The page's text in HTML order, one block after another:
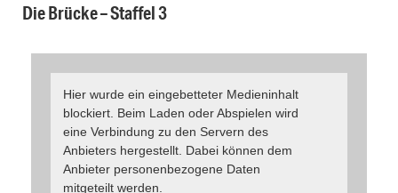
Die Brücke – Staffel 3
Hier wurde ein eingebetteter Medieninhalt
blockiert. Beim Laden oder Abspielen wird
eine Verbindung zu den Servern des
Anbieters hergestellt. Dabei können dem
Anbieter personenbezogene Daten
mitgeteilt werden.